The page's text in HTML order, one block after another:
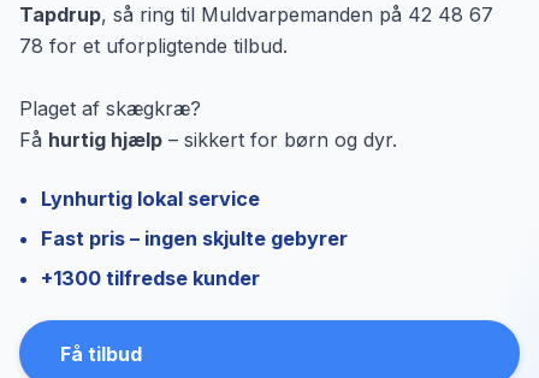
Tapdrup, så ring til Muldvarpemanden på 42 48 67
78 for et uforpligtende tilbud.
Plaget af skægkræ?
Få hurtig hjælp – sikkert for børn og dyr.
Lynhurtig lokal service
Fast pris – ingen skjulte gebyrer
+1300 tilfredse kunder
Få tilbud